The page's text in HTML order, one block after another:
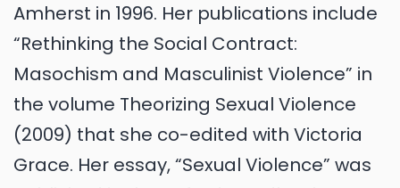
Amherst in 1996. Her publications include
“Rethinking the Social Contract:
Masochism and Masculinist Violence” in
the volume Theorizing Sexual Violence
(2009) that she co-edited with Victoria
Grace. Her essay, “Sexual Violence” was